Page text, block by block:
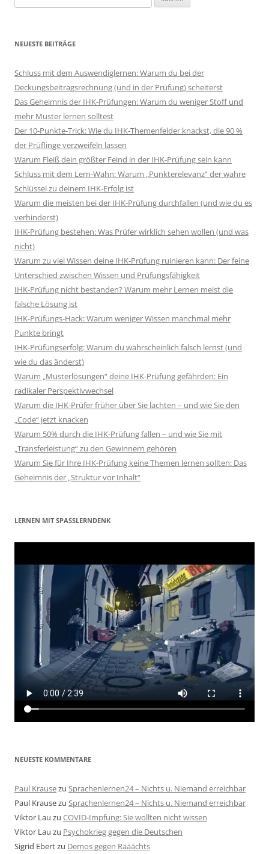
nach:
NEUESTE BEITRÄGE
Schluss mit dem Auswendiglernen: Warum du bei der
Deckungsbeitragsrechnung (und in der Prüfung) scheiterst
Das Geheimnis der IHK-Prüfungen: Warum du weniger Stoff und
mehr Muster lernen solltest
Der 10-Punkte-Trick: Wie du IHK-Themenfelder knackst, die 90 %
der Prüflinge verzweifeln lassen
Warum Fleiß dein größter Feind in der IHK-Prüfung sein kann
Schluss mit dem Lern-Wahn: Warum „Punkterelevanz“ der wahre
Schlüssel zu deinem IHK-Erfolg ist
Warum die meisten bei der IHK-Prüfung durchfallen (und wie du es
verhinderst)
IHK-Prüfung bestehen: Was Prüfer wirklich sehen wollen (und was
nicht)
Warum zu viel Wissen deine IHK-Prüfung ruinieren kann: Der feine
Unterschied zwischen Wissen und Prüfungsfähigkeit
IHK-Prüfung nicht bestanden? Warum mehr Lernen meist die
falsche Lösung ist
IHK-Prüfungs-Hack: Warum weniger Wissen manchmal mehr
Punkte bringt
IHK-Prüfungserfolg: Warum du wahrscheinlich falsch lernst (und
wie du das änderst)
Warum „Musterlösungen“ deine IHK-Prüfung gefährden: Ein
radikaler Perspektivwechsel
Warum die IHK-Prüfer früher über Sie lachten – und wie Sie den
„Code“ jetzt knacken
Warum 50% durch die IHK-Prüfung fallen – und wie Sie mit
„Transferleistung“ zu den Gewinnern gehören
Warum Sie für Ihre IHK-Prüfung keine Themen lernen sollten: Das
Geheimnis der „Struktur vor Inhalt“
LERNEN MIT SPASSLERNDENK
NEUESTE KOMMENTARE
Paul Krausezu Sprachenlernen24 – Nichts u. Niemand erreichbar
Paul Krausezu Sprachenlernen24 – Nichts u. Niemand erreichbar
Viktor Lau zu COVID-Impfung: Sie wollten nicht wissen
Viktor Lau zu Psychokrieg gegen die Deutschen
Sigrid Ebertzu Demos gegen Rääächts